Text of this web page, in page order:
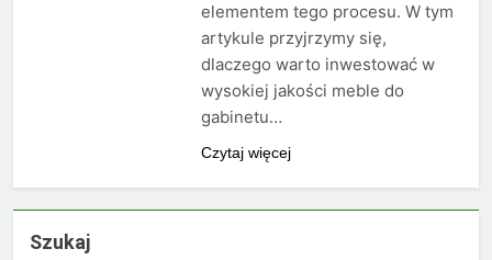
elementem tego procesu. W tym
artykule przyjrzymy się,
dlaczego warto inwestować w
wysokiej jakości meble do
gabinetu…
Czytaj więcej
Szukaj